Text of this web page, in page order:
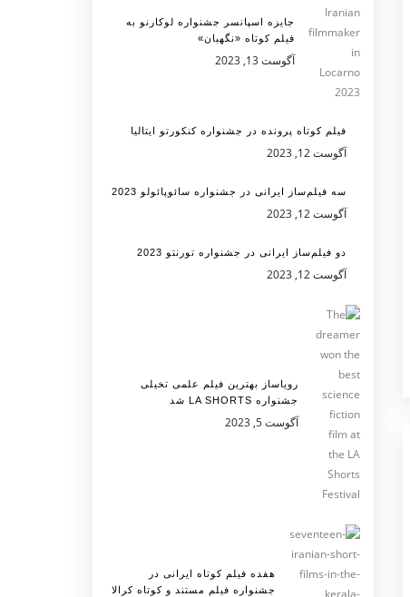
جایزه اسپانسر جشنواره لوکارنو به
فیلم کوتاه «نگهبان»
آگوست 13, 2023
فیلم کوتاه پرونده در جشنواره کنکورتو ایتالیا
آگوست 12, 2023
سه فیلم‌ساز ایرانی در جشنواره سائوپائولو 2023
آگوست 12, 2023
دو فیلم‌ساز ایرانی در جشنواره تورنتو 2023
آگوست 12, 2023
رویاساز بهترین فیلم علمی تخیلی
جشنواره LA SHORTS شد
آگوست 5, 2023
هفده فیلم کوتاه ایرانی در
جشنواره فیلم مستند و کوتاه کرالا